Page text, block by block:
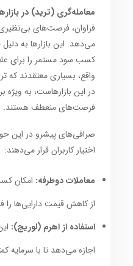
معامله‌گری (ترید) در
فراوان، فرصت‌های
می‌دهد. این بازارها به
کسب سود مستمر را برای
واقع، بسیاری معتقدند که
در این بازارهاست، به ویژه
فرصت‌های منعطف هستند.
صرافی‌های پیشرو در این
اختیار کاربران قرار می‌دهند:
معاملات دوطرفه: امکان
از کاهش قیمت دارایی‌ها را
استفاده از اهرم (لوریج):
اجازه می‌دهد تا با سرمایه